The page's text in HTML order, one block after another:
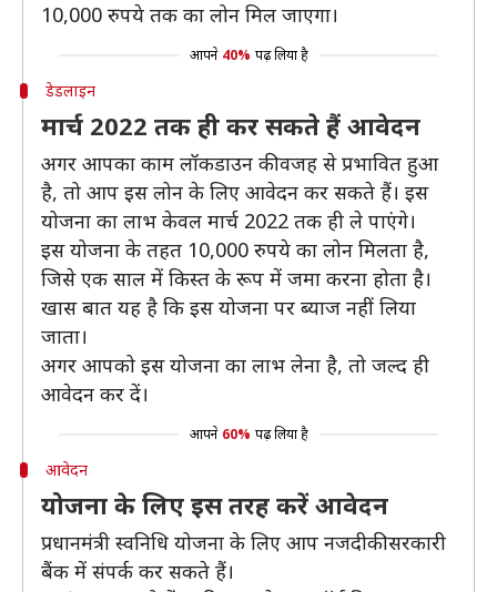
10,000 रुपये तक का लोन मिल जाएगा।
आपने 40% पढ़ लिया है
डेडलाइन
मार्च 2022 तक ही कर सकते हैं आवेदन
अगर आपका काम लॉकडाउन की वजह से प्रभावित हुआ
है, तो आप इस लोन के लिए आवेदन कर सकते हैं। इस
योजना का लाभ केवल मार्च 2022 तक ही ले पाएंगे।
इस योजना के तहत 10,000 रुपये का लोन मिलता है,
जिसे एक साल में किस्त के रूप में जमा करना होता है।
खास बात यह है कि इस योजना पर ब्याज नहीं लिया
जाता।
अगर आपको इस योजना का लाभ लेना है, तो जल्द ही
आवेदन कर दें।
आपने 60% पढ़ लिया है
आवेदन
योजना के लिए इस तरह करें आवेदन
प्रधानमंत्री स्वनिधि योजना के लिए आप नजदीकी सरकारी
बैंक में संपर्क कर सकते हैं।